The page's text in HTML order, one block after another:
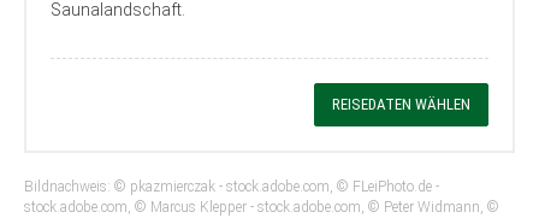
Saunalandschaft.
REISEDATEN WÄHLEN
Bildnachweis: © pkazmierczak - stock.adobe.com, © FLeiPhoto.de -
stock.adobe.com, © Marcus Klepper - stock.adobe.com, © Peter Widmann, ©